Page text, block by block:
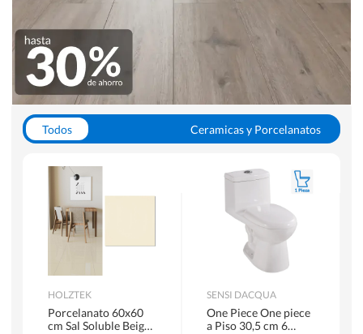
Todos
Ceramicas y Porcelanatos
WC y Sanitarios
Pisos Flotantes y Laminados
Pinturas
HOLZTEK
Porcelanato 60x60
cm Sal Soluble Beige
SENSI DACQUA
One Piece One piece
a Piso 30,5 cm 6